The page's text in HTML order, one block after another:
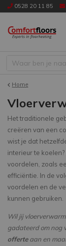
0528 20 11 85
Home
Het traditionele
creëren van een
wist je dat
interieur te koelen?
voordelen, zoals
efficiëntie. In de
voordelen en de
kunnen gebruiken.
Wil jij
gadateerd om nog
offerteaan en